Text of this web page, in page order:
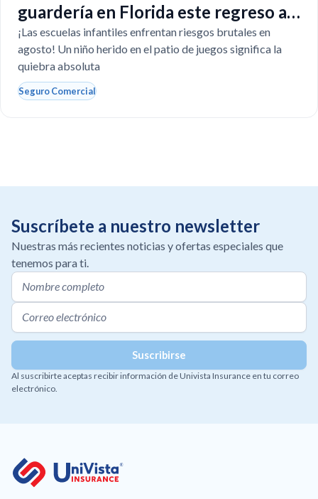
guardería en Florida este regreso a
clases
¡Las escuelas infantiles enfrentan riesgos brutales en
agosto! Un niño herido en el patio de juegos significa la
quiebra absoluta
Seguro Comercial
Suscríbete a nuestro newsletter
Nuestras más recientes noticias y ofertas especiales que
tenemos para ti.
Al suscribirte aceptas recibir información de Univista Insurance en tu correo
electrónico.